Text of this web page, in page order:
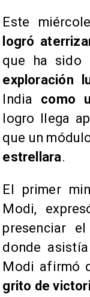
Este
logró
que ha sido
exploración
India como
logro llega
que un
estrellara.
El primer
Modi,
presenciar
donde
Modi afirmó
grito de